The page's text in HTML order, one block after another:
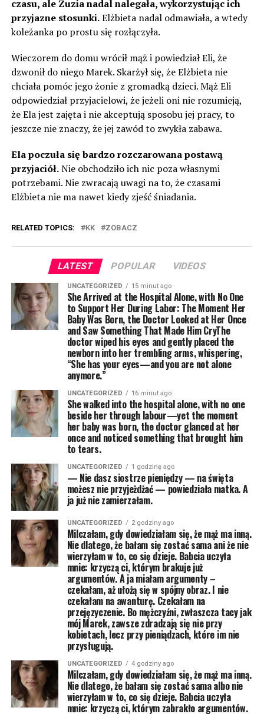
czasu, ale Zuzia nadal nalegała, wykorzystując ich
przyjazne stosunki.Elżbieta nadal odmawiała, a wtedy
koleżanka po prostu się rozłączyła.
Wieczorem do domu wrócił mąż i powiedział Eli, że
dzwonił do niego Marek. Skarżył się, że Elżbieta nie
chciała pomóc jego żonie z gromadką dzieci. Mąż Eli
odpowiedział przyjacielowi, że jeżeli oni nie rozumieją,
że Ela jest zajęta i nie akceptują sposobu jej pracy, to
jeszcze nie znaczy, że jej zawód to zwykła zabawa.
Ela poczuła się bardzo rozczarowana postawą
przyjaciół.Nie obchodziło ich nic poza własnymi
potrzebami. Nie zwracają uwagi na to, że czasami
Elżbieta nie ma nawet kiedy zjeść śniadania.
RELATED TOPICS: KK ZOBACZ
LATEST POPULAR VIDEOS
UNCATEGORIZED 15 minut ago
She Arrived at the Hospital Alone, with No One
to Support Her During Labor: The Moment Her
Baby Was Born, the Doctor Looked at Her Once
and Saw Something That Made Him CryThe
doctor wiped his eyes and gently placed the
newborn into her trembling arms, whispering,
“She has your eyes—and you are not alone
anymore.”
UNCATEGORIZED 16 minut ago
She walked into the hospital alone, with no one
beside her through labour—yet the moment
her baby was born, the doctor glanced at her
once and noticed something that brought him
to tears.
UNCATEGORIZED 1 godzinę ago
— Nie dasz siostrze pieniędzy — na święta
możesz nie przyjeżdżać — powiedziała matka. A
ja już nie zamierzałam.
UNCATEGORIZED 2 godziny ago
Milczałam, gdy dowiedziałam się, że mąż ma inną.
Nie dlatego, że bałam się zostać sama ani że nie
wierzyłam w to, co się dzieje. Babcia uczyła
mnie: krzyczą ci, którym brakuje już
argumentów. A ja miałam argumenty –
czekałam, aż ułożą się w spójny obraz. I nie
czekałam na awanturę. Czekałam na
przejęzyczenie. Bo mężczyźni, zwłaszcza tacy jak
mój Marek, zawsze zdradzają się nie przy
kobietach, lecz przy pieniądzach, które im nie
przysługują.
UNCATEGORIZED 4 godziny ago
Milczałam, gdy dowiedziałam się, że mąż ma inną.
Nie dlatego, że bałam się zostać sama albo nie
wierzyłam w to, co się dzieje. Babcia uczyła
mnie: krzyczą ci, którym zabrakło argumentów.